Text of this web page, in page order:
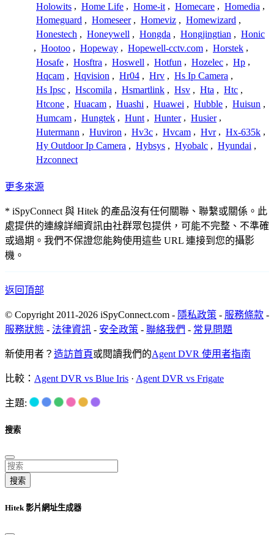
Holowits , Home Life , Home-it , Homecare , Homedia ,
Homeguard , Homeseer , Homeviz , Homewizard ,
Honestech , Honeywell , Hongda , Hongjingtian , Honic
, Hootoo , Hopeway , Hopewell-cctv.com , Horstek ,
Hosafe , Hosftra , Hoswell , Hotfun , Hozelec , Hp ,
Hqcam , Hqvision , Hr04 , Hrv , Hs Ip Camera ,
Hs Ipsc , Hscomila , Hsmartlink , Hsv , Hta , Htc ,
Htcone , Huacam , Huashi , Huawei , Hubble , Huisun ,
Humcam , Hungtek , Hunt , Hunter , Husier ,
Hutermann , Huviron , Hv3c , Hvcam , Hvr , Hx-635k ,
Hy Outdoor Ip Camera , Hybsys , Hyobalc , Hyundai ,
Hzconnect
更多來源
* iSpyConnect 與 Hitek 的產品沒有任何關聯、聯繫或關係。此
處提供的連線詳細資訊由社群眾包提供，可能不完整、不準確
或過期。我們不保證您能夠使用這些 URL 連接到您的攝影
機。
返回頂部
© Copyright 2011-2026 iSpyConnect.com - 隱私政策 - 服務條款 -
服務狀態 - 法律資訊 - 安全政策 - 聯絡我們 - 常見問題
新使用者？ 造訪首頁或閱讀我們的Agent DVR 使用者指南
比較： Agent DVR vs Blue Iris · Agent DVR vs Frigate
主題:
搜索
搜索
Hitek 影片網址生成器